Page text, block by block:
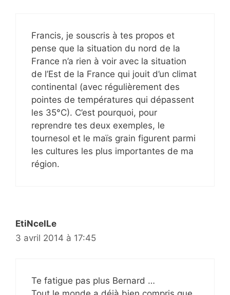
Francis, je souscris à tes propos et
pense que la situation du nord de la
France n’a rien à voir avec la situation
de l’Est de la France qui jouit d’un climat
continental (avec régulièrement des
pointes de températures qui dépassent
les 35°C). C’est pourquoi, pour
reprendre tes deux exemples, le
tournesol et le maïs grain figurent parmi
les cultures les plus importantes de ma
région.
EtiNcelLe
3 avril 2014 à 17:45
Te fatigue pas plus Bernard …